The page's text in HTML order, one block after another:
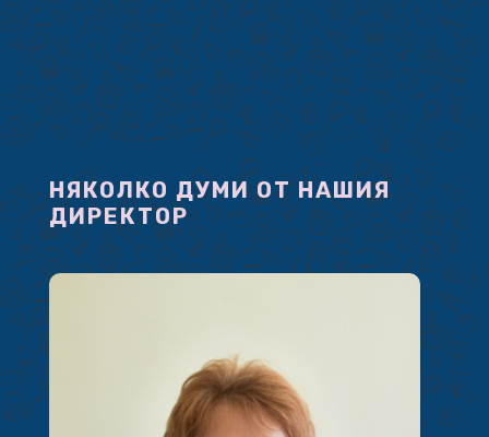
НЯКОЛКО ДУМИ ОТ НАШИЯ
ДИРЕКТОР